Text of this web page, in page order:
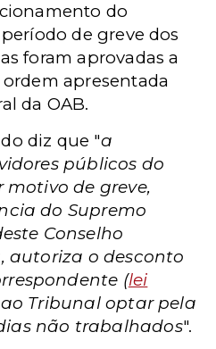
do
de greve dos
foram aprovadas a
apresentada
da OAB.
diz que "a
públicos do
motivo de greve,
do Supremo
Conselho
autoriza o desconto
(lei
Tribunal optar pela
não trabalhados".